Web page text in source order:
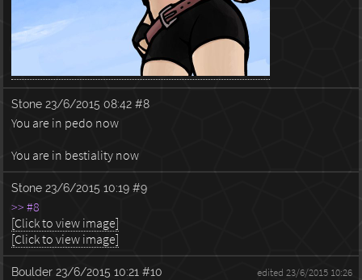
Stone 23/6/2015 08:42 #8
You are in pedo now
You are in bestiality now
Stone 23/6/2015 10:19 #9
>> #8
[Click to view image]
[Click to view image]
Boulder 23/6/2015 10:21 #10 edited 23/6/2015 10:26